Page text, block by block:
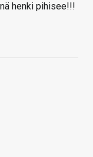
henki pihisee!!!